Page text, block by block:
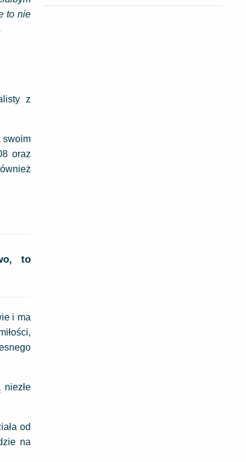
to nie
z
swoim
oraz
to
i ma
od
na